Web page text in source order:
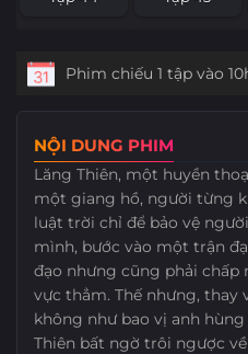
Tập 12 Tập 11
Tập 8 Tập 7
Tập 4 Tập 3
Tập 32 Tập 31
Tập 28 Tập 27
Tập 24 Tập 23
Tập 20 Tập 19
Phim chiếu 1 tập vào
NỘI DUNG PHIM
Lăng Thiên, một huyền
một giang hồ, người từng
luật trời chỉ để bảo vệ
mình, bước vào một trận
đạo nhưng cũng phải chấp
vực thẳm. Thế nhưng, thay
không như bao vị anh
Thiên bất ngờ trôi ngược